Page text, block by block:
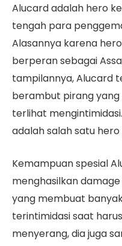
Alucard adalah hero
tengah para
Alasannya karena
berperan sebagai
tampilannya, Alucard
berambut pirang
terlihat
adalah salah satu
Kemampuan spesial
menghasilkan
yang membuat
terintimidasi saat
menyerang, dia juga